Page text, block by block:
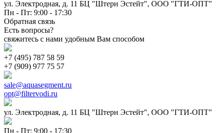
ул. Электродная, д. 11 БЦ "Штерн Эстейт", ООО "ГТИ-ОПТ"
Пн - Пт: 9:00 - 17:30
Обратная связь
Есть вопросы?
свяжитесь с нами удобным Вам способом
+7 (495) 787 58 59
+7 (909) 977 75 57
sale@aquasegment.ru
opt@filtervodi.ru
ул. Электродная, д. 11 БЦ "Штерн Эстейт", ООО "ГТИ-ОПТ"
Пн - Пт: 9:00 - 17:30